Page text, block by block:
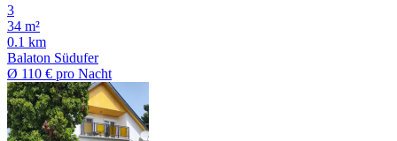
3
34 m²
0.1 km
Balaton Südufer
Ø 110 € pro Nacht